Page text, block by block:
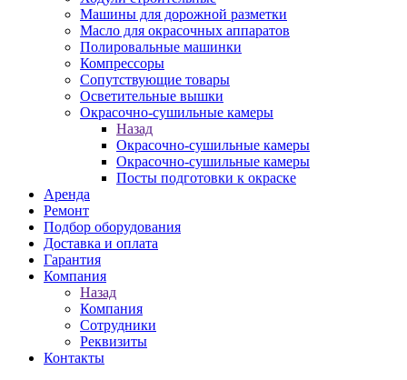
Машины для дорожной разметки
Масло для окрасочных аппаратов
Полировальные машинки
Компрессоры
Сопутствующие товары
Осветительные вышки
Окрасочно-сушильные камеры
Назад
Окрасочно-сушильные камеры
Окрасочно-сушильные камеры
Посты подготовки к окраске
Аренда
Ремонт
Подбор оборудования
Доставка и оплата
Гарантия
Компания
Назад
Компания
Сотрудники
Реквизиты
Контакты